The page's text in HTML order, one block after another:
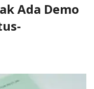
Ada Demo